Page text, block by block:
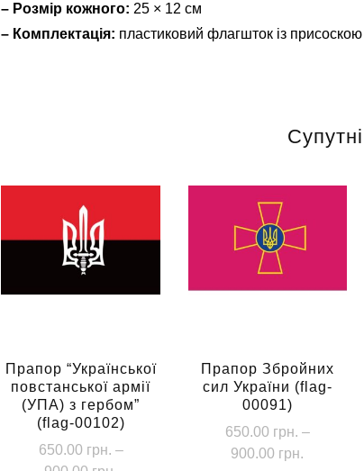
– Розмір кожного: 25 × 12 см
– Комплектація: пластиковий флагшток із
Прапор “Української
повстанської армії
(УПА) з гербом”
(flag-00102)
650.00 грн. –
Прапор Збройних
сил України (flag-
00091)
650.00 грн. –
900.00 грн.